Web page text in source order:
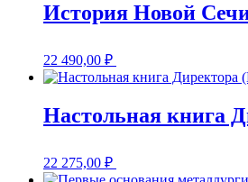
История Новой
22 490,00 ₽
Настольная книга
22 275,00 ₽